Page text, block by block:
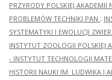
PRZYRODY POLSKIEJ AKADEMII
PROBLEMÓW TECHNIKI PAN ;
SYSTEMATYKI I EWOLUCJI
INSTYTUT ZOOLOGII POLSKIEJ
- INSTYTUT TECHNOLOGII
HISTORII NAUKI IM. LUDWIKA I